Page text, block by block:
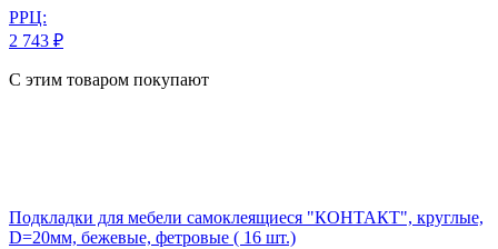
РРЦ:
2 743 ₽
С этим товаром покупают
Подкладки для мебели самоклеящиеся "КОНТАКТ", круглые,
D=20мм, бежевые, фетровые ( 16 шт.)